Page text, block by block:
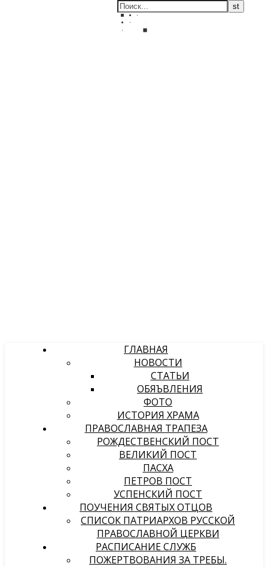
ГЛАВНАЯ
НОВОСТИ
СТАТЬИ
ОБЯЪВЛЕНИЯ
ФОТО
ИСТОРИЯ ХРАМА
ПРАВОСЛАВНАЯ ТРАПЕЗА
РОЖДЕСТВЕНСКИЙ ПОСТ
ВЕЛИКИЙ ПОСТ
ПАСХА
ПЕТРОВ ПОСТ
УСПЕНСКИЙ ПОСТ
ПОУЧЕНИЯ СВЯТЫХ ОТЦОВ
СПИСОК ПАТРИАРХОВ РУССКОЙ
ПРАВОСЛАВНОЙ ЦЕРКВИ
РАСПИСАНИЕ СЛУЖБ
ПОЖЕРТВОВАНИЯ ЗА ТРЕБЫ.